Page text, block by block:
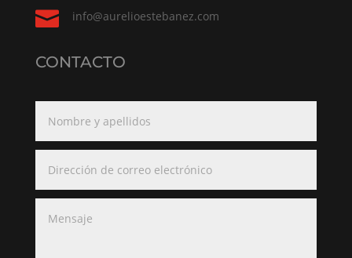
 info@aurelioestebanez.com
CONTACTO